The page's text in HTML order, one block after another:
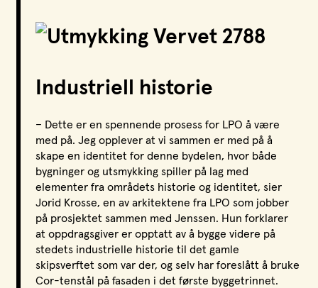
Industriell historie
– Dette er en spennende prosess for LPO å være
med på. Jeg opplever at vi sammen er med på å
skape en identitet for denne bydelen, hvor både
bygninger og utsmykking spiller på lag med
elementer fra områdets historie og identitet, sier
Jorid Krosse, en av arkitektene fra LPO som jobber
på prosjektet sammen med Jenssen. Hun forklarer
at oppdragsgiver er opptatt av å bygge videre på
stedets industrielle historie til det gamle
skipsverftet som var der, og selv har foreslått å bruke
Cor-tenstål på fasaden i det første byggetrinnet.